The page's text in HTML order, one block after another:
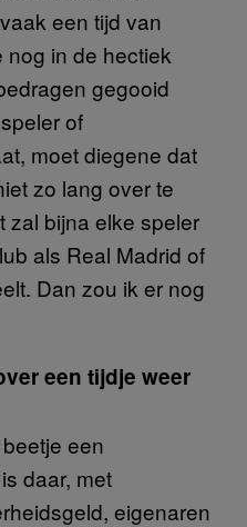
een tijd van
nog in de hectiek
gegooid
of
moet diegene dat
zo lang over te
zal bijna elke speler
als Real Madrid of
Dan zou ik er nog
een tijdje weer
een
daar, met
eigenaren